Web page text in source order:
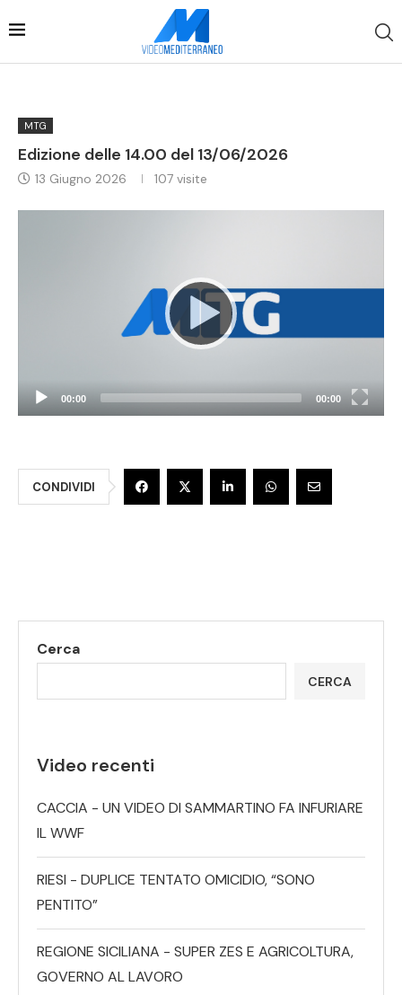
MTG
Edizione delle 14.00 del 13/06/2026
13 Giugno 2026 107 visite
00:00 00:00
CONDIVIDI
Cerca
CERCA
Video recenti
CACCIA - UN VIDEO DI SAMMARTINO FA INFURIARE
IL WWF
RIESI - DUPLICE TENTATO OMICIDIO, “SONO
PENTITO”
REGIONE SICILIANA - SUPER ZES E AGRICOLTURA,
GOVERNO AL LAVORO